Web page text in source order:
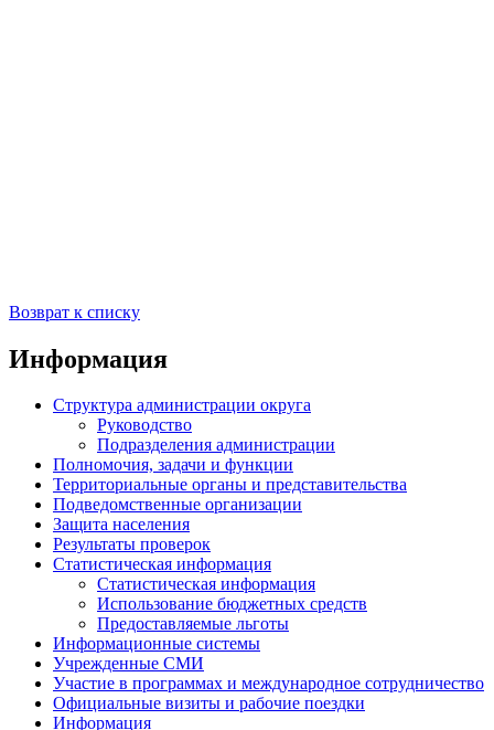
Возврат к списку
Информация
Структура администрации округа
Руководство
Подразделения администрации
Полномочия, задачи и функции
Территориальные органы и представительства
Подведомственные организации
Защита населения
Результаты проверок
Статистическая информация
Статистическая информация
Использование бюджетных средств
Предоставляемые льготы
Информационные системы
Учрежденные СМИ
Участие в программах и международное сотрудничество
Официальные визиты и рабочие поездки
Информация